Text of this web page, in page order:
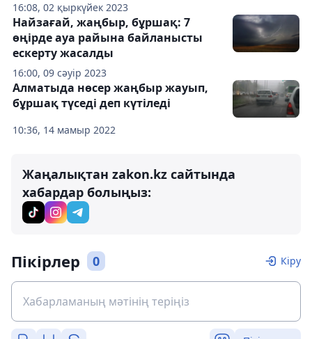
16:08, 02 қыркүйек 2023
16:00, 09 сәуір 2023
Найзағай, жаңбыр, бұршақ: 7
өңірде ауа райына байланысты
ескерту жасалды
10:36, 14 мамыр 2022
Алматыда нөсер жаңбыр жауып,
бұршақ түседі деп күтіледі
Жаңалықтан zakon.kz сайтында
хабардар болыңыз:
Пікірлер 0 Кіру